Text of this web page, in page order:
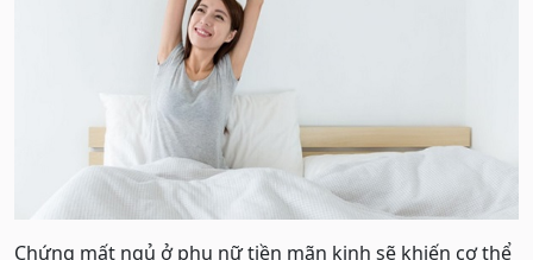
Chứng mất ngủ ở phụ nữ tiền mãn kinh sẽ khiến cơ thể